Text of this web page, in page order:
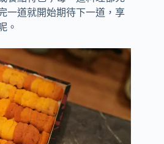
一道就開始期待下一道，享
。